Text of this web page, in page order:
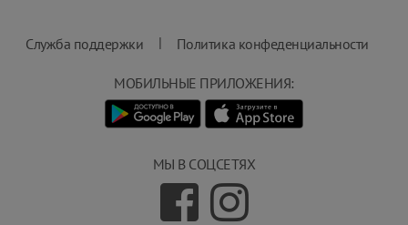
Служба поддержки | Политика конфеденциальности
МЫ В СОЦСЕТЯХ
МОБИЛЬНЫЕ ПРИЛОЖЕНИЯ: